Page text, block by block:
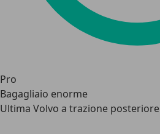
Pro
Bagagliaio enorme
Ultima Volvo a trazione posteriore